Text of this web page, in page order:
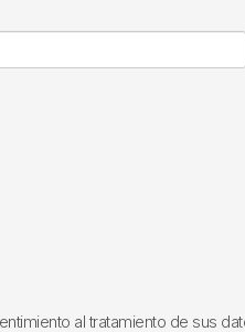
al tratamiento de sus